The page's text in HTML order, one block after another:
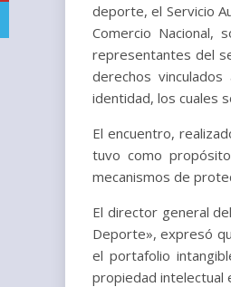
deporte, el Servicio
Comercio Nacional,
representantes del
derechos
identidad, los cuales
El encuentro,
tuvo como
mecanismos de
El director general
Deporte», expresó
el portafolio
propiedad intelectual